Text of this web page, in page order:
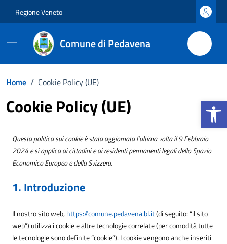
Regione Veneto
Comune di Pedavena
Home / Cookie Policy (UE)
Cookie Policy (UE)
Questa politica sui cookie è stata aggiornata l’ultima volta il 9 Febbraio
2024 e si applica ai cittadini e ai residenti permanenti legali dello Spazio
Economico Europeo e della Svizzera.
1. Introduzione
Il nostro sito web,https://comune.pedavena.bl.it(di seguito: “il sito
web”) utilizza i cookie e altre tecnologie correlate (per comodità tutte
le tecnologie sono definite “cookie”). I cookie vengono anche inseriti
Apri la